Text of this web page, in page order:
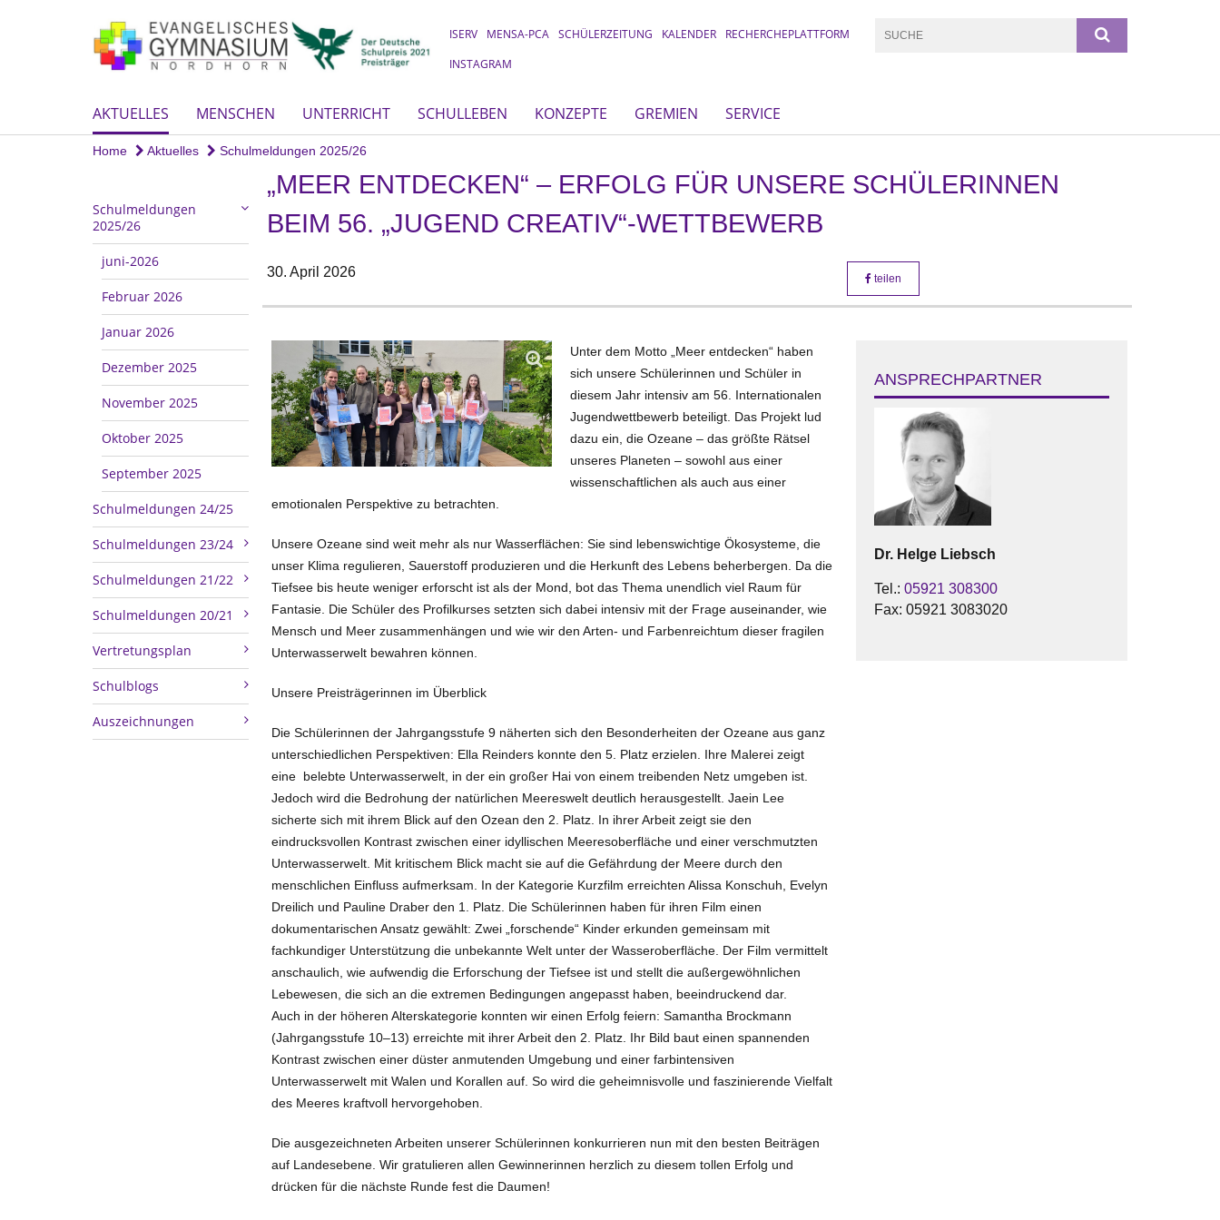
ISERV MENSA-PCA SCHÜLERZEITUNG KALENDER
RECHERCHEPLATTFORM
INSTAGRAM
AKTUELLES MENSCHEN UNTERRICHT SCHULLEBEN KONZEPTE GREMIEN SERVICE
Home Aktuelles Schulmeldungen 2025/26
Schulmeldungen
2025/26
juni-2026
Februar 2026
Januar 2026
Dezember 2025
November 2025
Oktober 2025
September 2025
Schulmeldungen 24/25
Schulmeldungen 23/24
Schulmeldungen 21/22
Schulmeldungen 20/21
Vertretungsplan
Schulblogs
Auszeichnungen
„MEER ENTDECKEN“ – ERFOLG FÜR UNSERE SCHÜLERINNEN
BEIM 56. „JUGEND CREATIV“-WETTBEWERB
30. April 2026 teilen
Unter dem Motto „Meer entdecken“ haben
sich unsere Schülerinnen und Schüler in
diesem Jahr intensiv am 56. Internationalen
Jugendwettbewerb beteiligt. Das Projekt lud
dazu ein, die Ozeane – das größte Rätsel
unseres Planeten – sowohl aus einer
wissenschaftlichen als auch aus einer
emotionalen Perspektive zu betrachten.
Unsere Ozeane sind weit mehr als nur Wasserflächen: Sie sind lebenswichtige Ökosysteme, die
unser Klima regulieren, Sauerstoff produzieren und die Herkunft des Lebens beherbergen. Da die
Tiefsee bis heute weniger erforscht ist als der Mond, bot das Thema unendlich viel Raum für
Fantasie. Die Schüler des Profilkurses setzten sich dabei intensiv mit der Frage auseinander, wie
Mensch und Meer zusammenhängen und wie wir den Arten- und Farbenreichtum dieser fragilen
Unterwasserwelt bewahren können.
Unsere Preisträgerinnen im Überblick
Die Schülerinnen der Jahrgangsstufe 9 näherten sich den Besonderheiten der Ozeane aus ganz
unterschiedlichen Perspektiven: Ella Reinders konnte den 5. Platz erzielen. Ihre Malerei zeigt
eine belebte Unterwasserwelt, in der ein großer Hai von einem treibenden Netz umgeben ist.
Jedoch wird die Bedrohung der natürlichen Meereswelt deutlich herausgestellt. Jaein Lee
sicherte sich mit ihrem Blick auf den Ozean den 2. Platz. In ihrer Arbeit zeigt sie den
eindrucksvollen Kontrast zwischen einer idyllischen Meeresoberfläche und einer verschmutzten
Unterwasserwelt. Mit kritischem Blick macht sie auf die Gefährdung der Meere durch den
menschlichen Einfluss aufmerksam. In der Kategorie Kurzfilm erreichten Alissa Konschuh, Evelyn
Dreilich und Pauline Draber den 1. Platz. Die Schülerinnen haben für ihren Film einen
dokumentarischen Ansatz gewählt: Zwei „forschende“ Kinder erkunden gemeinsam mit
fachkundiger Unterstützung die unbekannte Welt unter der Wasseroberfläche. Der Film vermittelt
anschaulich, wie aufwendig die Erforschung der Tiefsee ist und stellt die außergewöhnlichen
Lebewesen, die sich an die extremen Bedingungen angepasst haben, beeindruckend dar.
Auch in der höheren Alterskategorie konnten wir einen Erfolg feiern: Samantha Brockmann
(Jahrgangsstufe 10–13) erreichte mit ihrer Arbeit den 2. Platz. Ihr Bild baut einen spannenden
Kontrast zwischen einer düster anmutenden Umgebung und einer farbintensiven
Unterwasserwelt mit Walen und Korallen auf. So wird die geheimnisvolle und faszinierende Vielfalt
des Meeres kraftvoll hervorgehoben.
Die ausgezeichneten Arbeiten unserer Schülerinnen konkurrieren nun mit den besten Beiträgen
auf Landesebene. Wir gratulieren allen Gewinnerinnen herzlich zu diesem tollen Erfolg und
drücken für die nächste Runde fest die Daumen!
ANSPRECHPARTNER
Dr. Helge Liebsch
Tel.: 05921 308300
Fax: 05921 3083020